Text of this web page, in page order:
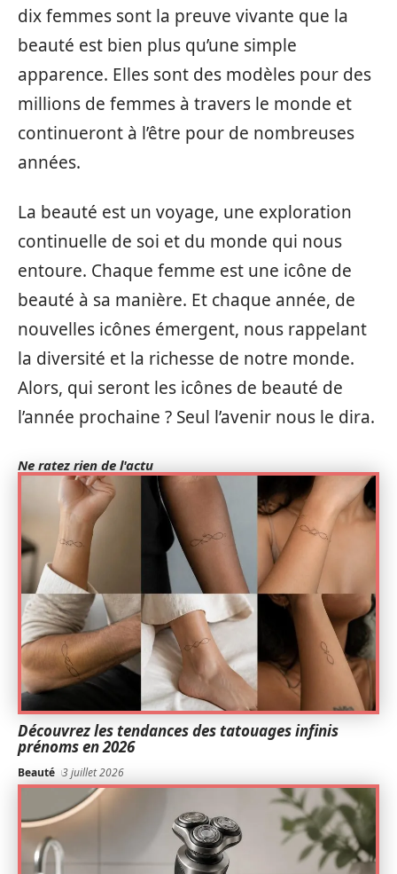
dix femmes sont la preuve vivante que la
beauté est bien plus qu’une simple
apparence. Elles sont des modèles pour des
millions de femmes à travers le monde et
continueront à l’être pour de nombreuses
années.
La beauté est un voyage, une exploration
continuelle de soi et du monde qui nous
entoure. Chaque femme est une icône de
beauté à sa manière. Et chaque année, de
nouvelles icônes émergent, nous rappelant
la diversité et la richesse de notre monde.
Alors, qui seront les icônes de beauté de
l’année prochaine ? Seul l’avenir nous le dira.
Ne ratez rien de l'actu
Découvrez les tendances des tatouages infinis
prénoms en 2026
Beauté 3 juillet 2026